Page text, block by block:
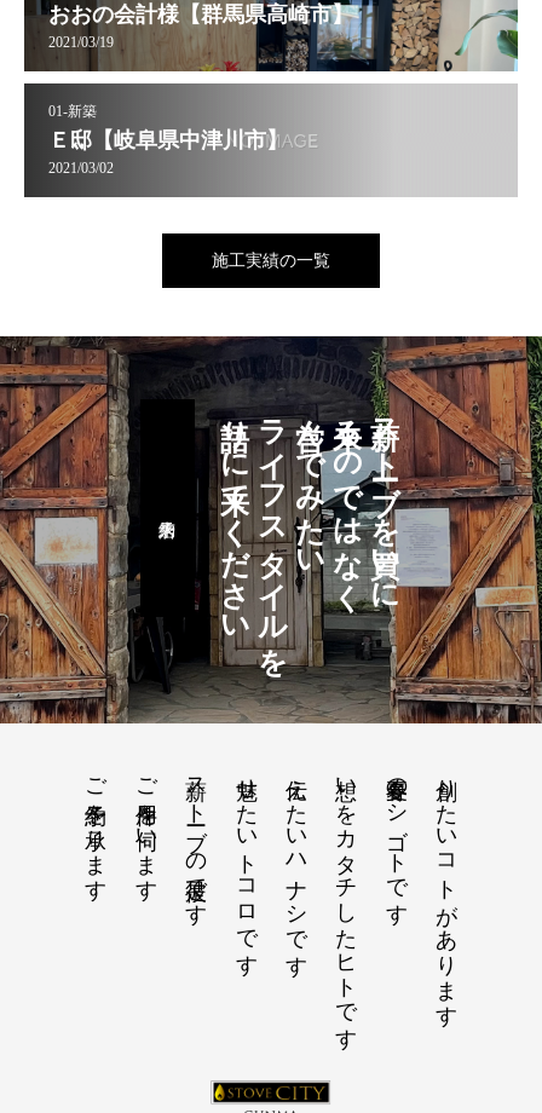
おおの会計様【群馬県高崎市】
2021/03/19
01-新築
Ｅ邸【岐阜県中津川市】
2021/03/02
施工実績の一覧
薪ストーブを買いに
来るのではなく
営んでみたい
ライフスタイルを
語りに来てください
創りたいコトがあります
春夏冬のシゴトです
想いをカタチしたヒトです
伝えたいハナシです
魅せたいトコロです
薪ストーブの彼是です
ご用件を伺います
ご予約を承ります